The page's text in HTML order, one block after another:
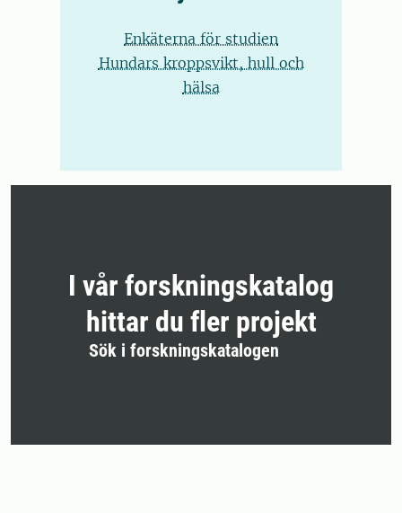
Enkäterna för studien
Hundars kroppsvikt, hull och
hälsa
I vår forskningskatalog
hittar du fler projekt
Sök i forskningskatalogen